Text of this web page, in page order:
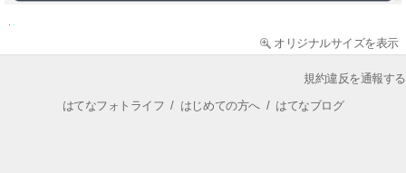
オリジナルサイズを表示
規約違反を通報する
はてなフォトライフ / はじめての方へ/ はてなブログ